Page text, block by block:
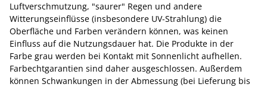
Luftverschmutzung, "saurer" Regen und andere
Witterungseinflüsse (insbesondere UV-Strahlung) die
Oberfläche und Farben verändern können, was keinen
Einfluss auf die Nutzungsdauer hat. Die Produkte in der
Farbe grau werden bei Kontakt mit Sonnenlicht aufhellen.
Farbechtgarantien sind daher ausgeschlossen. Außerdem
können Schwankungen in der Abmessung (bei Lieferung bis